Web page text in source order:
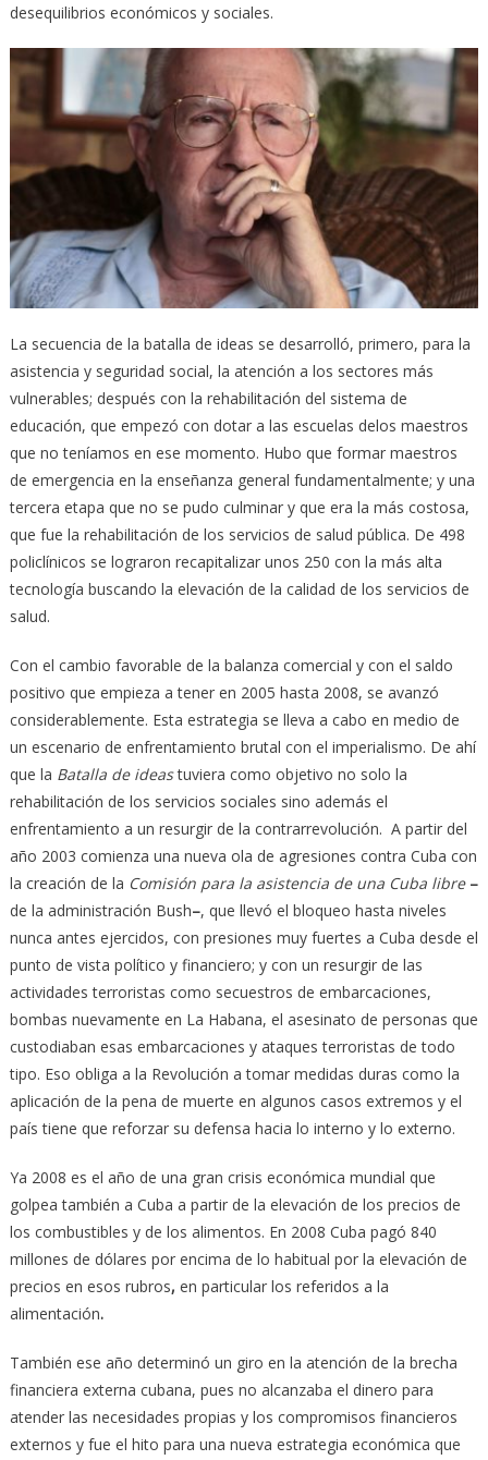
desequilibrios económicos y sociales.
La secuencia de la batalla de ideas se desarrolló, primero, para la
asistencia y seguridad social, la atención a los sectores más
vulnerables; después con la rehabilitación del sistema de
educación, que empezó con dotar a las escuelas delos maestros
que no teníamos en ese momento. Hubo que formar maestros
de emergencia en la enseñanza general fundamentalmente; y una
tercera etapa que no se pudo culminar y que era la más costosa,
que fue la rehabilitación de los servicios de salud pública. De 498
policlínicos se lograron recapitalizar unos 250 con la más alta
tecnología buscando la elevación de la calidad de los servicios de
salud.
Con el cambio favorable de la balanza comercial y con el saldo
positivo que empieza a tener en 2005 hasta 2008, se avanzó
considerablemente. Esta estrategia se lleva a cabo en medio de
un escenario de enfrentamiento brutal con el imperialismo. De ahí
que la Batalla de ideastuviera como objetivo no solo la
rehabilitación de los servicios sociales sino además el
enfrentamiento a un resurgir de la contrarrevolución. A partir del
año 2003 comienza una nueva ola de agresiones contra Cuba con
la creación de la Comisión para la asistencia de una Cuba libre–
de la administración Bush–, que llevó el bloqueo hasta niveles
nunca antes ejercidos, con presiones muy fuertes a Cuba desde el
punto de vista político y financiero; y con un resurgir de las
actividades terroristas como secuestros de embarcaciones,
bombas nuevamente en La Habana, el asesinato de personas que
custodiaban esas embarcaciones y ataques terroristas de todo
tipo. Eso obliga a la Revolución a tomar medidas duras como la
aplicación de la pena de muerte en algunos casos extremos y el
país tiene que reforzar su defensa hacia lo interno y lo externo.
Ya 2008 es el año de una gran crisis económica mundial que
golpea también a Cuba a partir de la elevación de los precios de
los combustibles y de los alimentos. En 2008 Cuba pagó 840
millones de dólares por encima de lo habitual por la elevación de
precios en esos rubros, en particular los referidos a la
alimentación.
También ese año determinó un giro en la atención de la brecha
financiera externa cubana, pues no alcanzaba el dinero para
atender las necesidades propias y los compromisos financieros
externos y fue el hito para una nueva estrategia económica que